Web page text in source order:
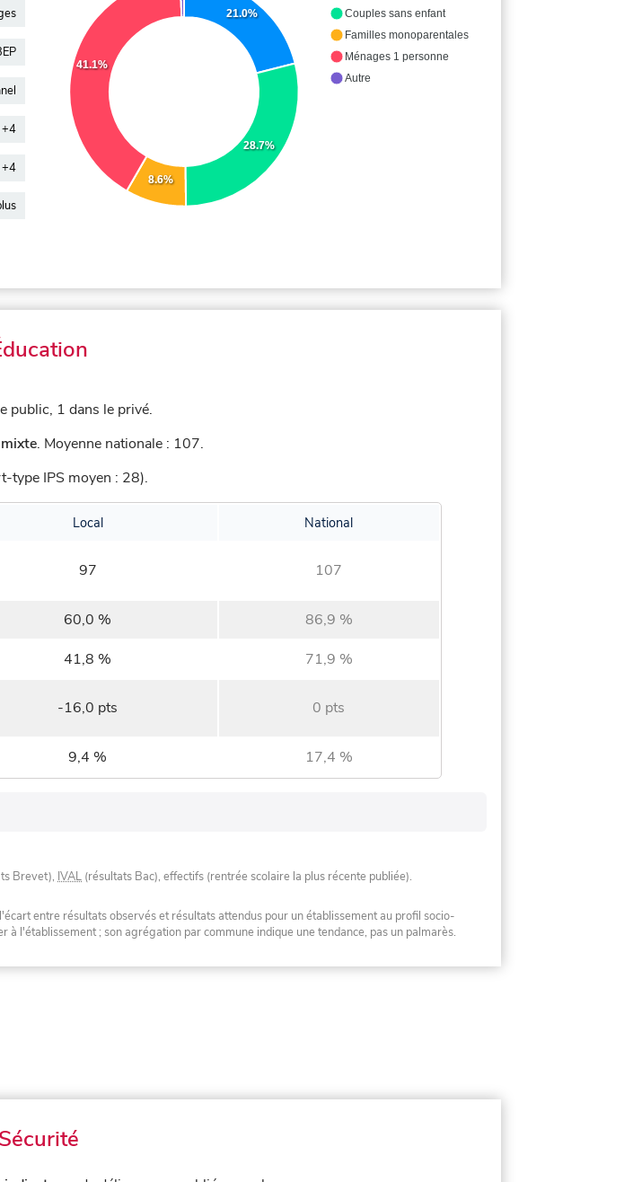
+4
+4
21.0%
28.7%
8.6%
41.1%
Couples sans enfant
Familles monoparentales
Ménages 1 personne
Autre
public, 1 dans le privé.
. Moyenne nationale : 107.
type IPS moyen : 28).
Local National
97 107
60,0 %
86,9 %
41,8 %
71,9 %
-16,0 pts 0 pts
9,4 % 17,4 %
Brevet), IVAL (résultats Bac), effectifs (rentrée scolaire la plus récente publiée).
entre résultats observés et résultats attendus pour un établissement au profil socio-
l'établissement ; son agrégation par commune indique une tendance, pas un palmarès.
Sécurité